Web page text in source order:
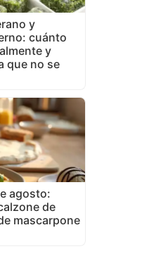
y
cuánto
y
que no se
agosto:
de
mascarpone